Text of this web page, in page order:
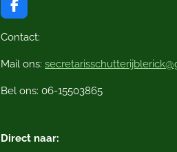
F
a
c
b
o
k
Contact:
Mail ons:
Bel ons: 06-15503865
Direct naar: